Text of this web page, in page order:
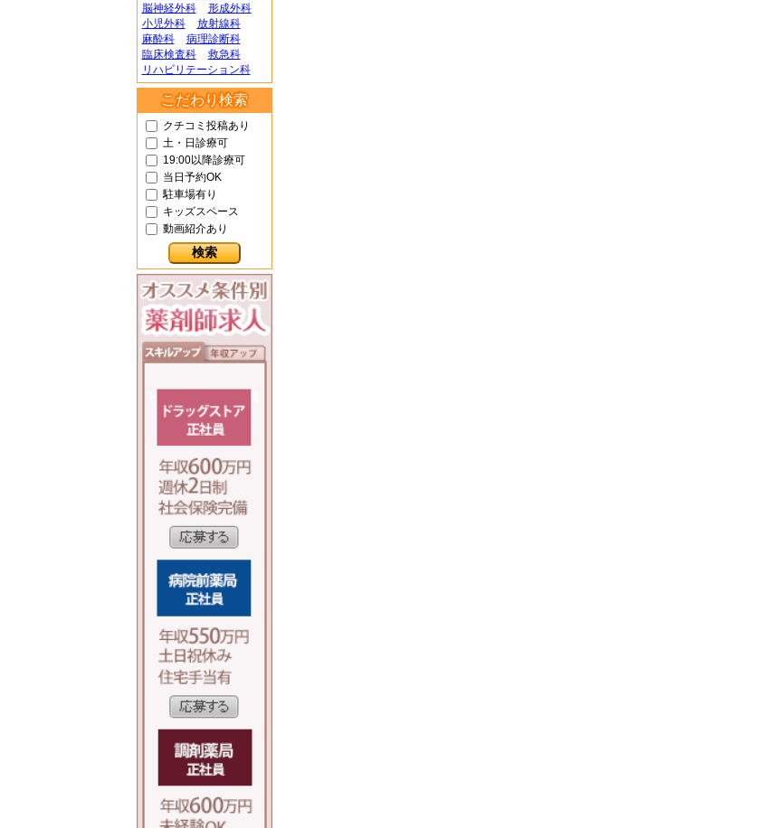
脳神経外科
形成外科
小児外科
放射線科
麻酔科
病理診断科
臨床検査科
救急科
リハビリテーション科
こだわり検索
クチコミ投稿あり
土・日診療可
19:00以降診療可
当日予約OK
駐車場有り
キッズスペース
動画紹介あり